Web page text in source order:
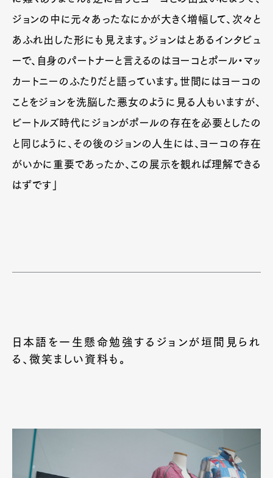
ジョンの中に元々あったなにかが大きく増幅して、次々と
あふれ出した形にも見えます。ジョンはとあるインタビュ
ーで、自身のパートナーと言えるのはヨーコとポール・マッ
カートニーのふたりだと語っています。世間にはヨーコの
ことをジョンを洗脳した悪女のように見る人もいますが、
ビートルズ時代にジョンがポールの存在を必要としたの
と同じように、その後のジョンの人生には、ヨーコの存在
がいかに重要であったか、この展示を観れば理解できる
はずです」
日本語を一生懸命勉強するジョンが垣間見られ
る、微笑ましい資料も。